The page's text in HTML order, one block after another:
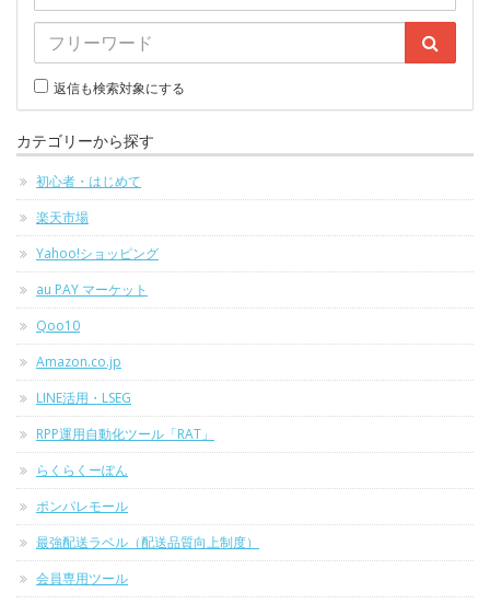
返信も検索対象にする
カテゴリーから探す
初心者・はじめて
楽天市場
Yahoo!ショッピング
au PAY マーケット
Qoo10
Amazon.co.jp
LINE活用・LSEG
RPP運用自動化ツール「RAT」
らくらくーぽん
ポンパレモール
最強配送ラベル（配送品質向上制度）
会員専用ツール